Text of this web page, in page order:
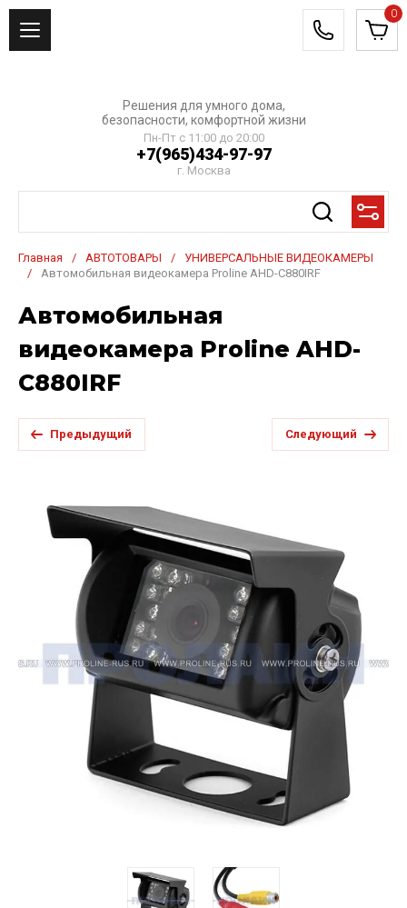
0
Решения для умного дома,
безопасности, комфортной жизни
Пн-Пт с 11:00 до 20:00
+7(965)434-97-97
г. Москва
Главная / АВТОТОВАРЫ /
УНИВЕРСАЛЬНЫЕ ВИДЕОКАМЕРЫ
/
Автомобильная видеокамера Proline AHD-C880IRF
Автомобильная
видеокамера Proline AHD-
C880IRF
Предыдущий Следующий